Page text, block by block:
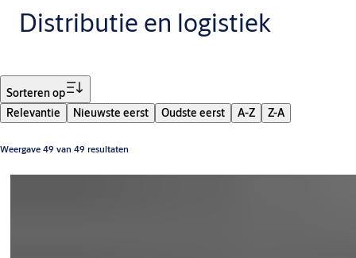
Distributie en logistiek
Sorteren op
Relevantie
Nieuwste eerst Oudste eerst A-Z Z-A
Weergave 49 van 49 resultaten